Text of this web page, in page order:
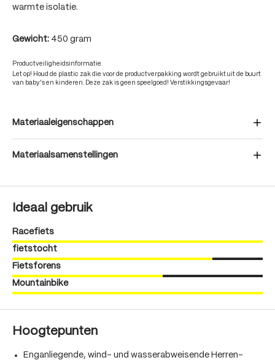
warmte isolatie.
Gewicht: 450 gram
Productveiligheidsinformatie
Let op! Houd de plastic zak die voor de productverpakking wordt gebruikt uit de buurt
van baby's en kinderen. Deze zak is geen speelgoed! Verstikkingsgevaar!
Materiaaleigenschappen
Materiaalsamenstellingen
Ideaal gebruik
Racefiets
fietstocht
Fietsforens
Mountainbike
Hoogtepunten
Enganliegende, wind- und wasserabweisende Herren-